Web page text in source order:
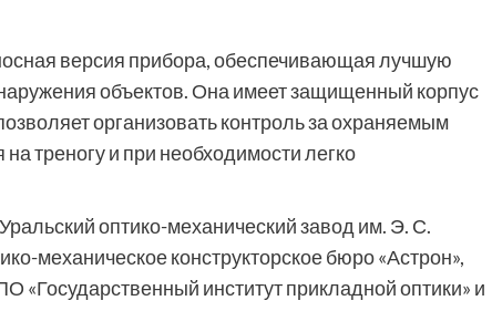
версия прибора, обеспечивающая лучшую
объектов. Она имеет защищенный корпус
организовать контроль за охраняемым
треногу и при необходимости легко
оптико-механический завод им. Э. С.
механическое конструкторское бюро «Астрон»,
институт прикладной оптики» и